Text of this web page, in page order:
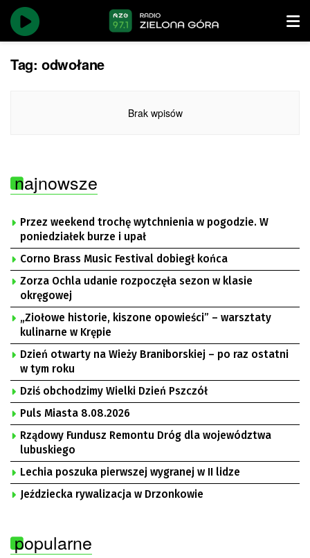
Tag: odwołane
Brak wpisów
najnowsze
Przez weekend trochę wytchnienia w pogodzie. W
poniedziałek burze i upał
Corno Brass Music Festival dobiegł końca
Zorza Ochla udanie rozpoczęła sezon w klasie
okręgowej
„Ziołowe historie, kiszone opowieści” – warsztaty
kulinarne w Krępie
Dzień otwarty na Wieży Braniborskiej – po raz ostatni
w tym roku
Dziś obchodzimy Wielki Dzień Pszczół
Puls Miasta 8.08.2026
Rządowy Fundusz Remontu Dróg dla województwa
lubuskiego
Lechia poszuka pierwszej wygranej w II lidze
Jeździecka rywalizacja w Drzonkowie
popularne